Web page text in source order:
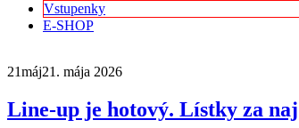
Vstupenky
E-SHOP
21máj21. mája 2026
Line-up je hotový. Lístky za